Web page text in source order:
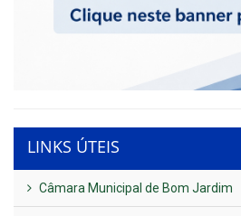
LINKS ÚTEIS
Câmara Municipal de Bom Jardim